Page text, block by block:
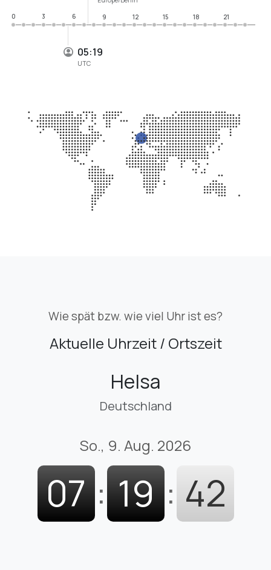
05:19
UTC
0
3 6 9 12 15 18 21
Wie spät bzw. wie viel Uhr ist es?
Aktuelle Uhrzeit / Ortszeit
Helsa
Deutschland
So., 9. Aug. 2026
07 : 19 : 43